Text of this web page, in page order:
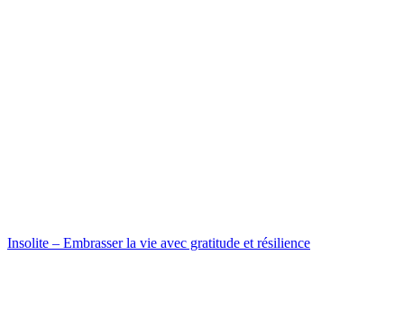
Insolite – Embrasser la vie avec gratitude et résilience